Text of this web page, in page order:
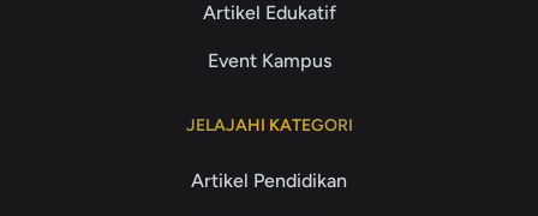
Artikel Edukatif
Event Kampus
JELAJAHI KATEGORI
Artikel Pendidikan